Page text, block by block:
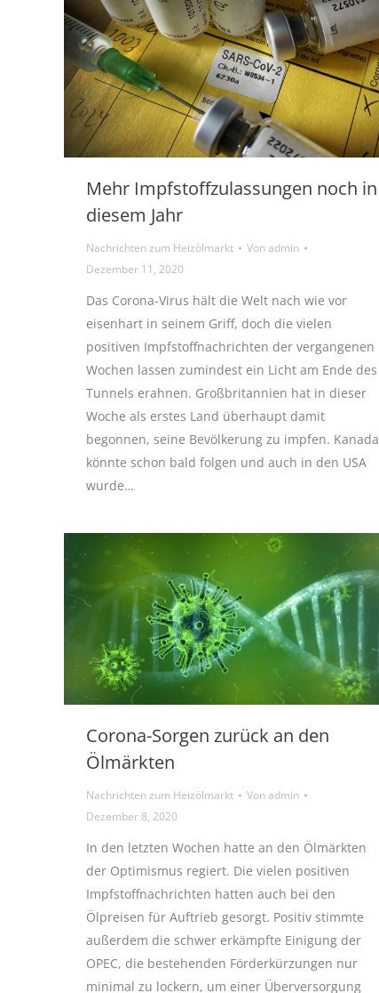
Mehr Impfstoffzulassungen noch in
diesem Jahr
Nachrichten zum Heizölmarkt Vonadmin
Dezember 11, 2020
Das Corona-Virus hält die Welt nach wie vor
eisenhart in seinem Griff, doch die vielen
positiven Impfstoffnachrichten der vergangenen
Wochen lassen zumindest ein Licht am Ende des
Tunnels erahnen. Großbritannien hat in dieser
Woche als erstes Land überhaupt damit
begonnen, seine Bevölkerung zu impfen. Kanada
könnte schon bald folgen und auch in den USA
wurde…
Corona-Sorgen zurück an den
Ölmärkten
Nachrichten zum Heizölmarkt Vonadmin
Dezember 8, 2020
In den letzten Wochen hatte an den Ölmärkten
der Optimismus regiert. Die vielen positiven
Impfstoffnachrichten hatten auch bei den
Ölpreisen für Auftrieb gesorgt. Positiv stimmte
außerdem die schwer erkämpfte Einigung der
OPEC, die bestehenden Förderkürzungen nur
minimal zu lockern, um einer Überversorgung